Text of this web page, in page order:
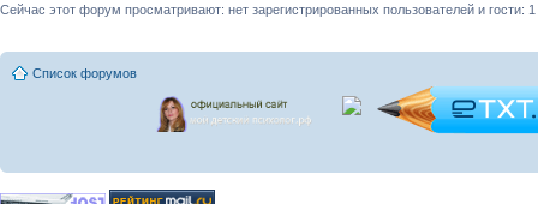
Сейчас этот форум просматривают: нет зарегистрированных пользователей и гости: 1
Список форумов